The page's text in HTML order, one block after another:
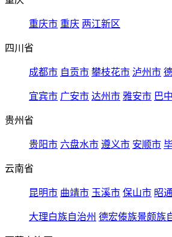
重庆市 重庆 两江新区
四川省
成都市 自贡市 攀枝花市 泸州市
宜宾市 广安市 达州市 雅安市 巴
贵州省
贵阳市 六盘水市 遵义市 安顺市
云南省
昆明市 曲靖市 玉溪市 保山市 昭
大理白族自治州 德宏傣族景颇族